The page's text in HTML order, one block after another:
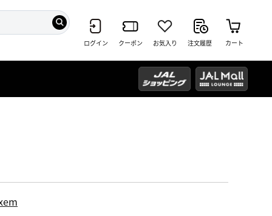
ログイン クーポン お気入り 注文履歴 カート